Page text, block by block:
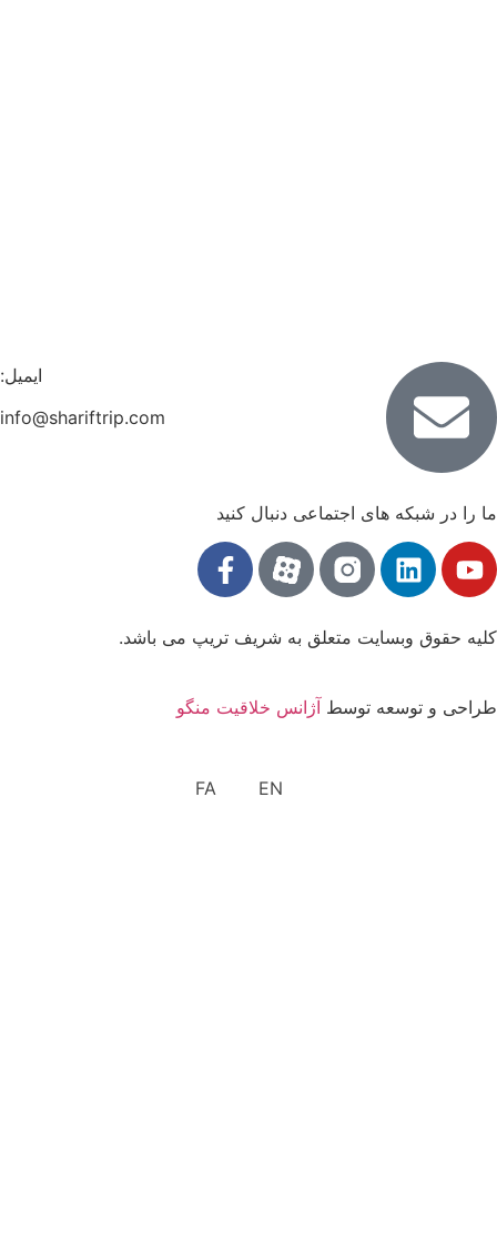
ایمیل:
info@shariftrip.com
در شبکه های اجتماعی دنبال کنید
حقوق وبسایت متعلق به شریف تریپ می باشد.
و توسعه توسطآژانس خلاقیت منگو